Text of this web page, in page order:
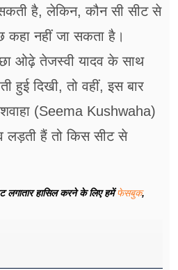
है, लेकिन, कौन सी सीट से
कहा नहीं जा सकता है।
ओढ़े तेजस्वी यादव के साथ
हुई दिखी, तो वहीं, इस बार
(Seema Kushwaha)
लड़ती हैं तो किस सीट से
हासिल करने के लिए हमेंफेसबुक,